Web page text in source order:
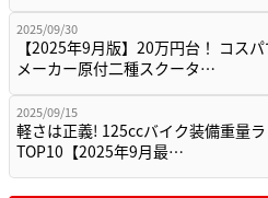
2025/09/30
【2025年9月版】20万円台！ コス
メーカー原付二種スクータ…
2025/09/15
軽さは正義! 125ccバイク装備重量
TOP10【2025年9月最…